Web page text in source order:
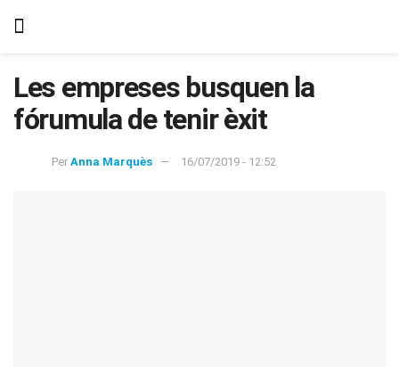
Les empreses busquen la
fórumula de tenir èxit
Per Anna Marquès 16/07/2019 - 12:52